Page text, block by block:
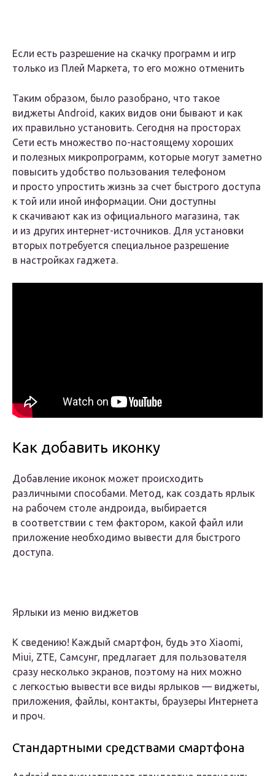
Если есть разрешение на скачку программ и игр
только из Плей Маркета, то его можно отменить
Таким образом, было разобрано, что такое
виджеты Android, каких видов они бывают и как
их правильно установить. Сегодня на просторах
Сети есть множество по-настоящему хороших
и полезных микропрограмм, которые могут заметно
повысить удобство пользования телефоном
и просто упростить жизнь за счет быстрого доступа
к той или иной информации. Они доступны
к скачивают как из официального магазина, так
и из других интернет-источников. Для установки
вторых потребуется специальное разрешение
в настройках гаджета.
Как добавить иконку
Добавление иконок может происходить
различными способами. Метод, как создать ярлык
на рабочем столе андроида, выбирается
в соответствии с тем фактором, какой файл или
приложение необходимо вывести для быстрого
доступа.
Ярлыки из меню виджетов
К сведению! Каждый смартфон, будь это Xiaomi,
Miui, ZTE, Самсунг, предлагает для пользователя
сразу несколько экранов, поэтому на них можно
с легкостью вывести все виды ярлыков — виджеты,
приложения, файлы, контакты, браузеры Интернета
и проч.
Стандартными средствами смартфона